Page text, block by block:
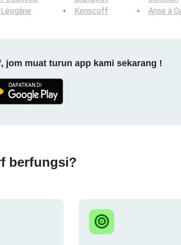
Léogâne
Kenscoff
Anse à
jom muat turun app kami sekarang !
berfungsi?